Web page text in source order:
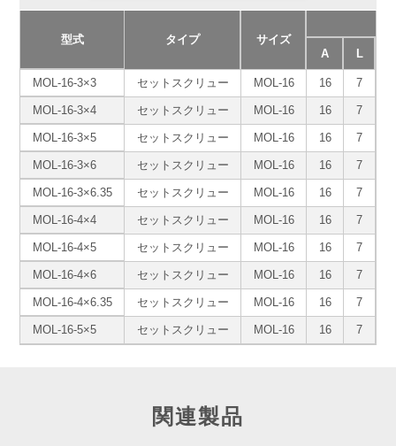
型式 タイプ
サイズ
A
L
MOL-16-3×3 セットスクリュー MOL-16 16 7
MOL-16-3×4 セットスクリュー MOL-16 16 7
MOL-16-3×5 セットスクリュー MOL-16 16 7
MOL-16-3×6 セットスクリュー MOL-16 16 7
MOL-16-3×6.35 セットスクリュー MOL-16 16 7
MOL-16-4×4 セットスクリュー MOL-16 16 7
MOL-16-4×5 セットスクリュー MOL-16 16 7
MOL-16-4×6 セットスクリュー MOL-16 16 7
MOL-16-4×6.35 セットスクリュー MOL-16 16 7
MOL-16-5×5 セットスクリュー MOL-16 16 7
関連製品